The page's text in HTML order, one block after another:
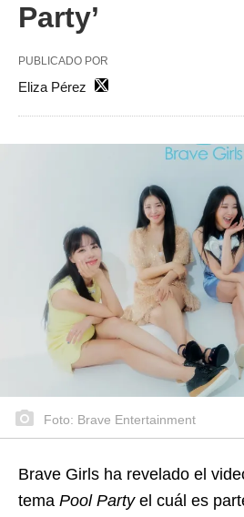
Party’
PUBLICADO POR
Eliza Pérez
Foto: Brave Entertainment
Brave Girls ha revelado el
tema Pool Partyel cuál es